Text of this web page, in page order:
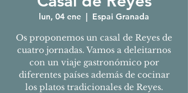
lun, 04 ene
  |
Espai Granada
Os proponemos un casal de Reyes de
cuatro jornadas. Vamos a deleitarnos
con un viaje gastronómico por
diferentes países además de cocinar
los platos tradicionales de Reyes.